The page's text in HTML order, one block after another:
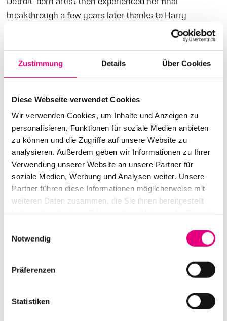
Zustimmung Details Über Cookies
Diese Webseite verwendet Cookies
Wir verwenden Cookies, um Inhalte und Anzeigen zu
personalisieren, Funktionen für soziale Medien anbieten
zu können und die Zugriffe auf unsere Website zu
analysieren. Außerdem geben wir Informationen zu Ihrer
Verwendung unserer Website an unsere Partner für
soziale Medien, Werbung und Analysen weiter. Unsere
Partner führen diese Informationen möglicherweise mit
weiteren Daten zusammen, die Sie ihnen bereitgestellt
Notwendig
Präferenzen
Statistiken
breakthrough a few years later thanks to Harry
Belafonte, who hired her as a lead singer. What followed
led to a unique global career spanning more than half a
century, with no end in sight.